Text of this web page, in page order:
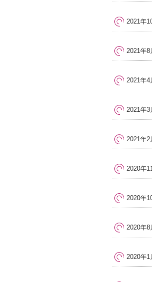
2021年
2021年8
2021年4
2021年3
2021年2
2020年
2020年
2020年8
2020年1